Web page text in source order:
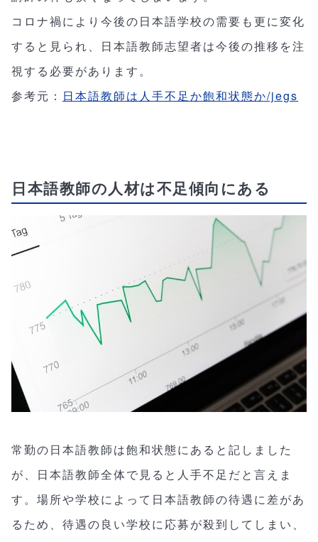
コロナ禍により今後の日本語学校の需要も更に変化
すると見られ、日本語教師志望者は今後の推移を注
視する必要があります。
参考元： 日本語教師は人手不足か飽和状態か/jegs
日本語教師の人材は不足傾向にある
常勤の日本語教師は飽和状態にあると記しました
が、日本語教師全体で見ると人手不足だと言えま
す。場所や学校によって日本語教師の待遇に差があ
るため、待遇の良い学校に応募が殺到してしまい、